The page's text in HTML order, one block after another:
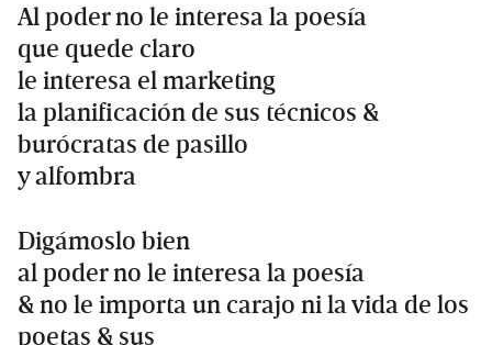
Al poder no le interesa la poesía
que quede claro
le interesa el marketing
la planificación de sus técnicos &
burócratas de pasillo
y alfombra
Digámoslo bien
al poder no le interesa la poesía
& no le importa un carajo ni la vida de los
poetas & sus